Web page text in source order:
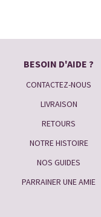
BESOIN D'AIDE ?
CONTACTEZ-NOUS
LIVRAISON
RETOURS
NOTRE HISTOIRE
NOS GUIDES
PARRAINER UNE AMIE